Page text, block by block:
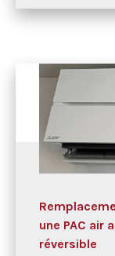
une PAC air
réversible